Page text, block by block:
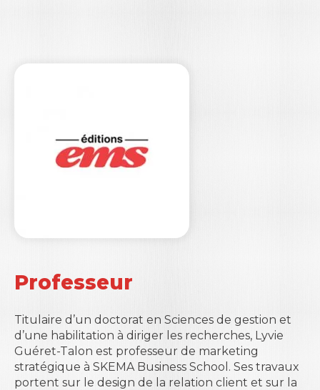
Professeur
Titulaire d’un doctorat en Sciences de gestion et
d’une habilitation à diriger les recherches, Lyvie
Guéret-Talon est professeur de marketing
stratégique à SKEMA Business School. Ses travaux
portent sur le design de la relation client et sur la